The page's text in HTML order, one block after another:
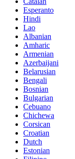
Esperanto
Hindi
Lao
Albanian
Amharic
Armenian
Azerbaijani
Belarusian
Bengali
Bosnian
Bulgarian
Cebuano
Chichewa
Corsican
Croatian
Dutch
Estonian